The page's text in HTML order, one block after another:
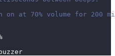
on at 70% volume for 200